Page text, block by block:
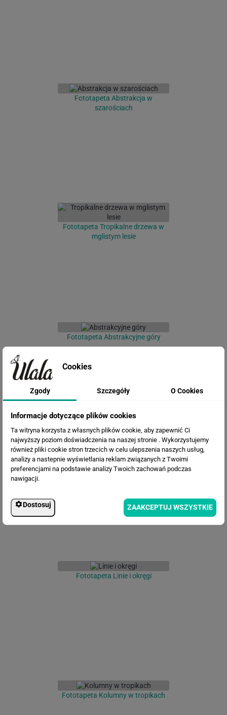
Fototapeta Abstrakcja w
szarościach
Fototapeta Tropikalne drzewa w
mglistym lesie
Fototapeta Abstrakcyjne góry
Fototapeta Abstrakcyjny krajobraz
Fototapeta Linie i okręgi
Fototapeta Kolumny w tropikach
Cookies
Zgody Szczegóły O Cookies
Informacje dotyczące plików cookies
Ta witryna korzysta z własnych plików cookie, aby zapewnić Ci
najwyższy poziom doświadczenia na naszej stronie . Wykorzystujemy
również pliki cookie stron trzecich w celu ulepszenia naszych usług,
analizy a nastepnie wyświetlania reklam związanych z Twoimi
preferencjami na podstawie analizy Twoich zachowań podczas
nawigacji.
Dostosuj ZAAKCEPTUJ WSZYSTKIE